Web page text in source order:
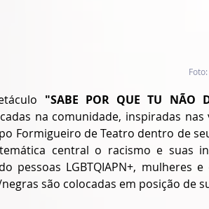
"SABE POR QUE TU NÃO
na comunidade, inspiradas
Formigueiro de Teatro dentro de
central o racismo e suas
pessoas LGBTQIAPN+, mulheres
são colocadas em posição de